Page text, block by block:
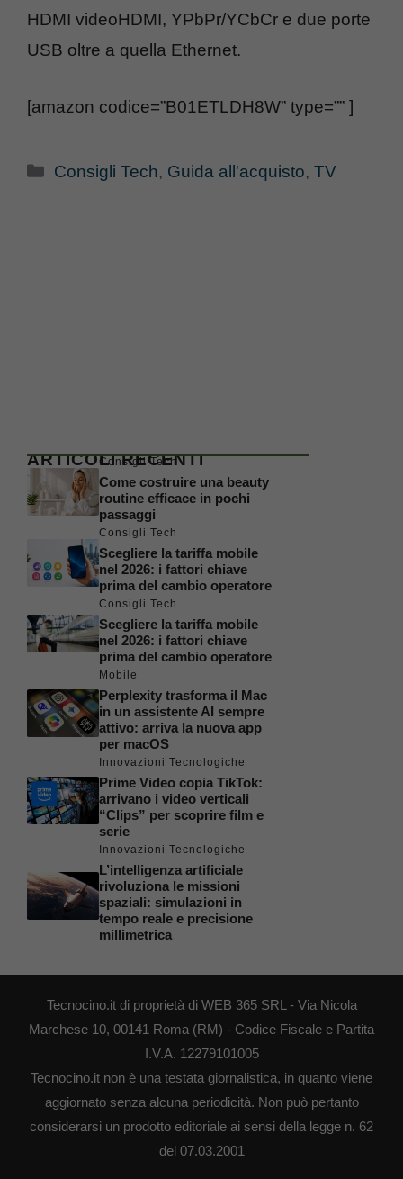
HDMI videoHDMI, YPbPr/YCbCr e due porte
USB oltre a quella Ethernet.
[amazon codice=”B01ETLDH8W” type=”” ]
Categorie
Consigli Tech, Guida all'acquisto,TV
ARTICOLI RECENTI
Consigli Tech
Come costruire una beauty
routine efficace in pochi
passaggi
Consigli Tech
Scegliere la tariffa mobile
nel 2026: i fattori chiave
prima del cambio operatore
Consigli Tech
Scegliere la tariffa mobile
nel 2026: i fattori chiave
prima del cambio operatore
Mobile
Perplexity trasforma il Mac
in un assistente AI sempre
attivo: arriva la nuova app
per macOS
Innovazioni Tecnologiche
Prime Video copia TikTok:
arrivano i video verticali
“Clips” per scoprire film e
serie
Innovazioni Tecnologiche
L’intelligenza artificiale
rivoluziona le missioni
spaziali: simulazioni in
tempo reale e precisione
millimetrica
Tecnocino.it di proprietà di WEB 365 SRL - Via Nicola
Marchese 10, 00141 Roma (RM) - Codice Fiscale e Partita
I.V.A. 12279101005
Tecnocino.it non è una testata giornalistica, in quanto viene
aggiornato senza alcuna periodicità. Non può pertanto
considerarsi un prodotto editoriale ai sensi della legge n. 62
del 07.03.2001